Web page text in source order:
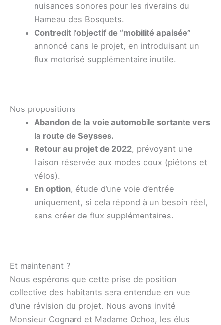
nuisances sonores pour les riverains du
Hameau des Bosquets.
Contredit l’objectif de “mobilité apaisée”
annoncé dans le projet, en introduisant un
flux motorisé supplémentaire inutile.
Nos propositions
Abandon de la voie automobile sortante vers
la route de Seysses.
Retour au projet de 2022, prévoyant une
liaison réservée aux modes doux (piétons et
vélos).
En option, étude d’une voie d’entrée
uniquement, si cela répond à un besoin réel,
sans créer de flux supplémentaires.
Et maintenant ?
Nous espérons que cette prise de position
collective des habitants sera entendue en vue
d’une révision du projet. Nous avons invité
Monsieur Cognard et Madame Ochoa, les élus